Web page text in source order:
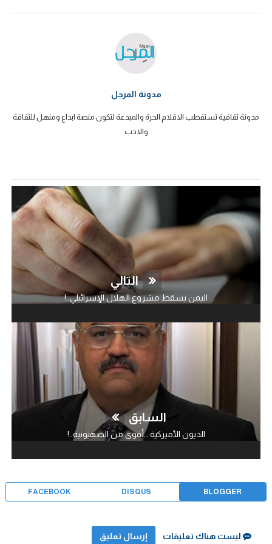
مدونة المرجل
مدونة ثقافية تستقطب الاقلام الحرة والمبدعة لتكون منصة ابداع ومنهل للثقافة
والادب
التالي
اليمن يسقط مشروع الهلال الإسرائيلي..!
السابق
الديون الأميركية …أقوى من الصهيونية..!
BLOGGER
DISQUS
FACEBOOK
ليست هناك تعليقات إرسال تعليق